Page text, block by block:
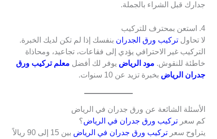
جدارك قبل الشراء بالجملة.
4. استعن بمحترف للتركيب
لا تحاول تركيب ورق الجدران بنفسك إذا لم تكن لديك الخبرة.
التركيب غير الاحترافي يؤدي إلى فقاعات، تجاعيد، ومحاذاة
خاطئة للنقوش. مود الرياض يوفر لك أفضل معلم تركيب ورق
جدران الرياض بخبرة تزيد عن 10 سنوات.
الأسئلة الشائعة عن ورق جدران في الرياض
كم سعر تركيب ورق جدران في الرياض؟
يتراوح سعر تركيب ورق جدران في الرياض
بين 15 إلى 90 ريالاً